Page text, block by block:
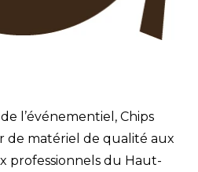
l’événementiel, Chips
de matériel de qualité aux
professionnels du Haut-